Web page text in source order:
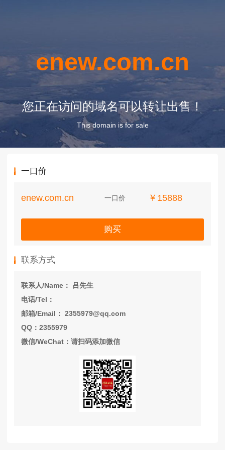
enew.com.cn
您正在访问的域名可以转让出售！
This domain is for sale
一口价
enew.com.cn 一口价 ￥15888
购买
联系方式
联系人/Name： 吕先生
电话/Tel：
邮箱/Email： 2355979@qq.com
QQ：2355979
微信/WeChat：请扫码添加微信